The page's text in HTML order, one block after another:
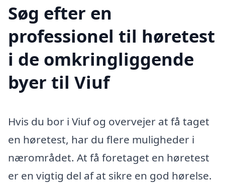
Søg efter en
professionel til høretest
i de omkringliggende
byer til Viuf
Hvis du bor i Viuf og overvejer at få taget
en høretest, har du flere muligheder i
nærområdet. At få foretaget en høretest
er en vigtig del af at sikre en god hørelse.